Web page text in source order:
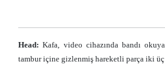
Head: Kafa, video cihazında bandı
tambur içine gizlenmiş hareketli parça iki